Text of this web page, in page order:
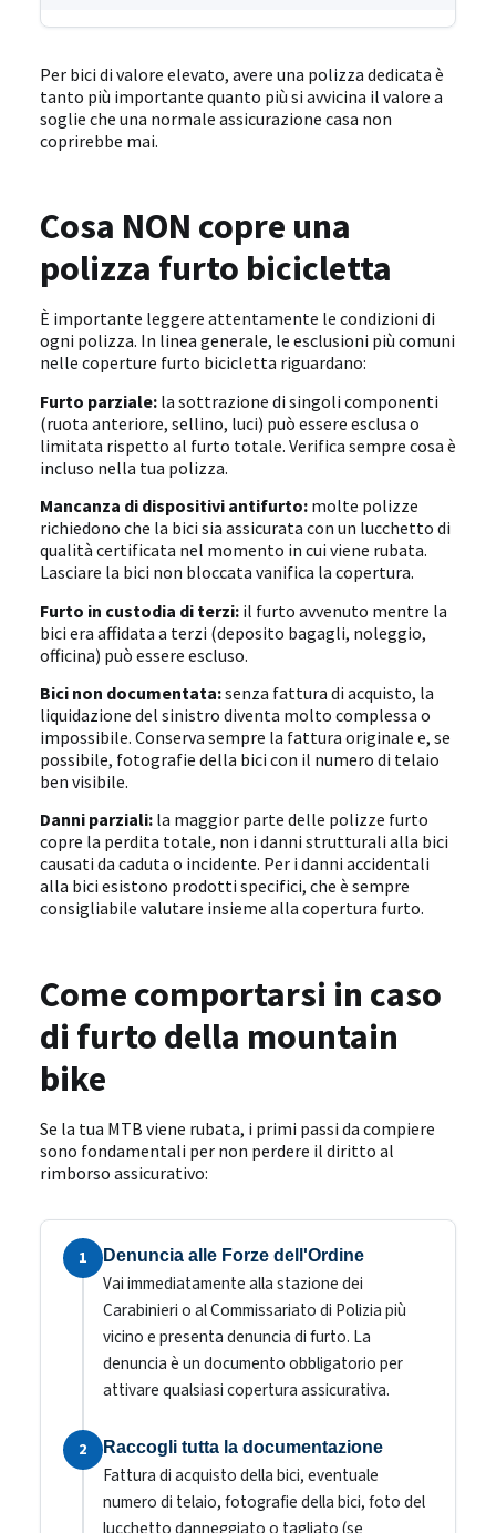
Per bici di valore elevato, avere una polizza dedicata è
tanto più importante quanto più si avvicina il valore a
soglie che una normale assicurazione casa non
coprirebbe mai.
Cosa NON copre una
polizza furto bicicletta
È importante leggere attentamente le condizioni di
ogni polizza. In linea generale, le esclusioni più comuni
nelle coperture furto bicicletta riguardano:
Furto parziale:la sottrazione di singoli componenti
(ruota anteriore, sellino, luci) può essere esclusa o
limitata rispetto al furto totale. Verifica sempre cosa è
incluso nella tua polizza.
Mancanza di dispositivi antifurto:molte polizze
richiedono che la bici sia assicurata con un lucchetto di
qualità certificata nel momento in cui viene rubata.
Lasciare la bici non bloccata vanifica la copertura.
Furto in custodia di terzi:il furto avvenuto mentre la
bici era affidata a terzi (deposito bagagli, noleggio,
officina) può essere escluso.
Bici non documentata:senza fattura di acquisto, la
liquidazione del sinistro diventa molto complessa o
impossibile. Conserva sempre la fattura originale e, se
possibile, fotografie della bici con il numero di telaio
ben visibile.
Danni parziali:la maggior parte delle polizze furto
copre la perdita totale, non i danni strutturali alla bici
causati da caduta o incidente. Per i danni accidentali
alla bici esistono prodotti specifici, che è sempre
consigliabile valutare insieme alla copertura furto.
Come comportarsi in caso
di furto della mountain
bike
Se la tua MTB viene rubata, i primi passi da compiere
sono fondamentali per non perdere il diritto al
rimborso assicurativo:
1 Denuncia alle Forze dell'Ordine
Vai immediatamente alla stazione dei
Carabinieri o al Commissariato di Polizia più
vicino e presenta denuncia di furto. La
denuncia è un documento obbligatorio per
attivare qualsiasi copertura assicurativa.
2 Raccogli tutta la documentazione
Fattura di acquisto della bici, eventuale
numero di telaio, fotografie della bici, foto del